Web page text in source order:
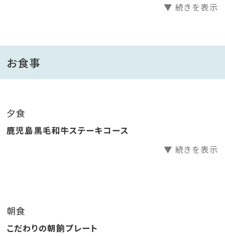
前菜から始まりお造りや焼き物など季節の和食会席の
コースとなっております。
一品です。
※営業時間18時～20時半 ご到着が18時を過ぎる際
たしました。
知覧の菊ちゃんのたまごを使用した出汁巻き玉子や、き
▼ 続きを表示
お食事
夕食
鹿児島黒毛和牛ステーキコース
▼ 続きを表示
朝食
こだわりの朝餉プレート